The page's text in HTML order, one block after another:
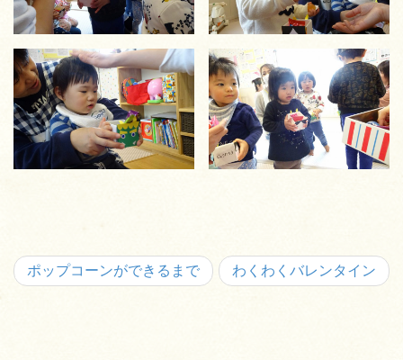
ポップコーンができるまで わくわくバレンタイン